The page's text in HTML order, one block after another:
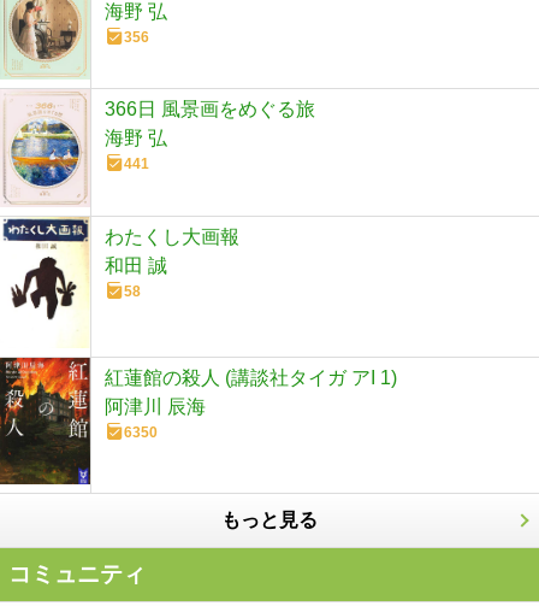
海野 弘
356
366日 風景画をめぐる旅
海野 弘
441
わたくし大画報
和田 誠
58
紅蓮館の殺人 (講談社タイガ アI 1)
阿津川 辰海
6350
もっと見る
コミュニティ